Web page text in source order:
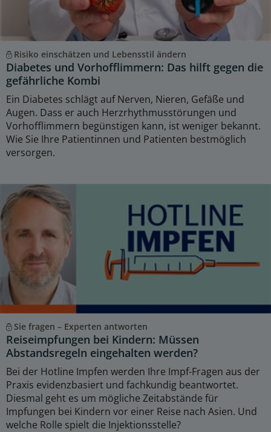
Risiko einschätzen und Lebensstil ändern
Diabetes und Vorhofflimmern: Das hilft gegen die
gefährliche Kombi
Ein Diabetes schlägt auf Nerven, Nieren, Gefäße und
Augen. Dass er auch Herzrhythmusstörungen und
Vorhofflimmern begünstigen kann, ist weniger bekannt.
Wie Sie Ihre Patientinnen und Patienten bestmöglich
versorgen.
Sie fragen – Experten antworten
Reiseimpfungen bei Kindern: Müssen
Abstandsregeln eingehalten werden?
Bei der Hotline Impfen werden Ihre Impf-Fragen aus der
Praxis evidenzbasiert und fachkundig beantwortet.
Diesmal geht es um mögliche Zeitabstände für
Impfungen bei Kindern vor einer Reise nach Asien. Und
welche Rolle spielt die Injektionsstelle?